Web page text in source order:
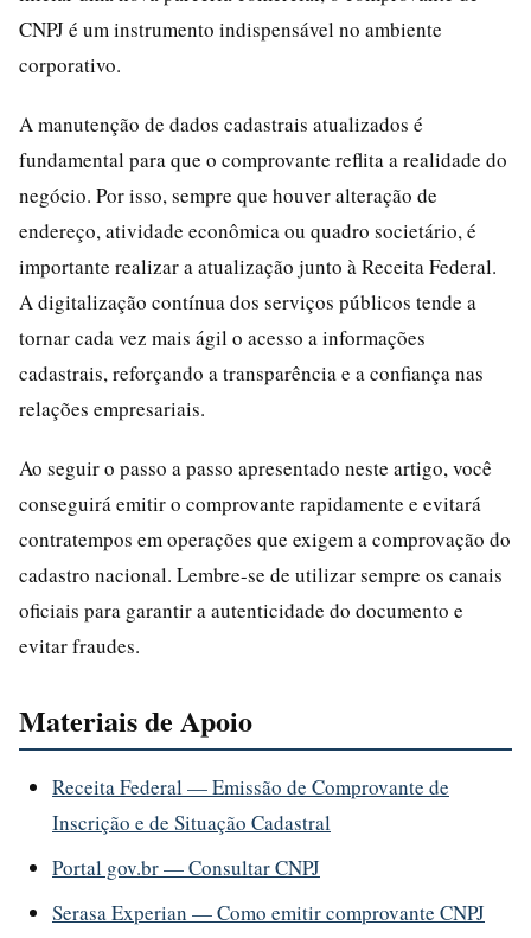
CNPJ é um instrumento indispensável no ambiente
corporativo.
A manutenção de dados cadastrais atualizados é
fundamental para que o comprovante reflita a realidade do
negócio. Por isso, sempre que houver alteração de
endereço, atividade econômica ou quadro societário, é
importante realizar a atualização junto à Receita Federal.
A digitalização contínua dos serviços públicos tende a
tornar cada vez mais ágil o acesso a informações
cadastrais, reforçando a transparência e a confiança nas
relações empresariais.
Ao seguir o passo a passo apresentado neste artigo, você
conseguirá emitir o comprovante rapidamente e evitará
contratempos em operações que exigem a comprovação do
cadastro nacional. Lembre-se de utilizar sempre os canais
oficiais para garantir a autenticidade do documento e
evitar fraudes.
Materiais de Apoio
Receita Federal — Emissão de Comprovante de
Inscrição e de Situação Cadastral
Portal gov.br — Consultar CNPJ
Serasa Experian — Como emitir comprovante CNPJ